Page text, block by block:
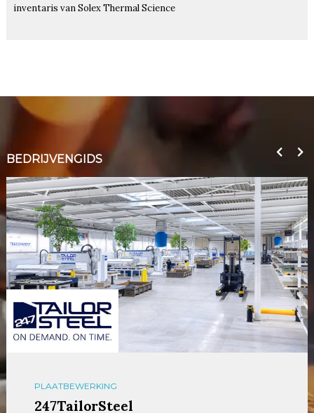
inventaris van Solex Thermal Science
BEDRIJVENGIDS
PLAATBEWERKING
247TailorSteel